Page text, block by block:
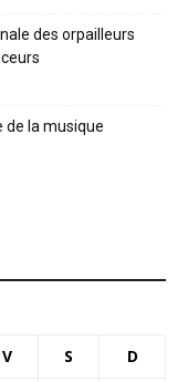
des orpailleurs
de la musique
V S D